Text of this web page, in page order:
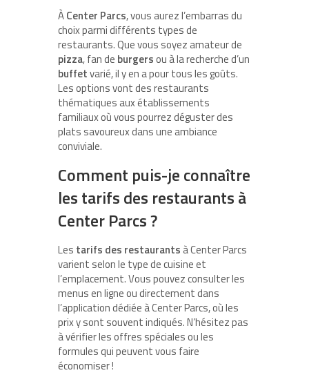
ÀCenter Parcs, vous aurez l’embarras du
choix parmi différents types de
restaurants. Que vous soyez amateur de
pizza, fan de burgersou à la recherche d’un
buffetvarié, il y en a pour tous les goûts.
Les options vont des restaurants
thématiques aux établissements
familiaux où vous pourrez déguster des
plats savoureux dans une ambiance
conviviale.
Comment puis-je connaître
les tarifs des restaurants à
Center Parcs ?
Les tarifs des restaurants à Center Parcs
varient selon le type de cuisine et
l’emplacement. Vous pouvez consulter les
menus en ligne ou directement dans
l’application dédiée à Center Parcs, où les
prix y sont souvent indiqués. N’hésitez pas
à vérifier les offres spéciales ou les
formules qui peuvent vous faire
économiser !